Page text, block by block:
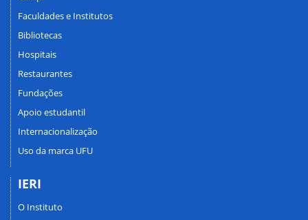
Faculdades e Institutos
Bibliotecas
Hospitais
Restaurantes
Fundações
Apoio estudantil
Internacionalização
Uso da marca UFU
IERI
O Instituto